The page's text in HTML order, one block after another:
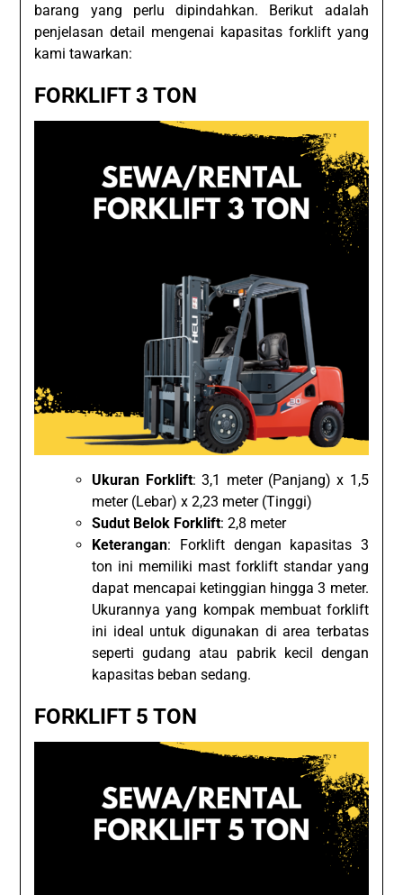
barang yang perlu dipindahkan. Berikut adalah
penjelasan detail mengenai kapasitas forklift yang
kami tawarkan:
FORKLIFT 3 TON
Ukuran Forklift: 3,1 meter (Panjang) x 1,5
meter (Lebar) x 2,23 meter (Tinggi)
Sudut Belok Forklift: 2,8 meter
Keterangan: Forklift dengan kapasitas 3
ton ini memiliki mast forklift standar yang
dapat mencapai ketinggian hingga 3 meter.
Ukurannya yang kompak membuat forklift
ini ideal untuk digunakan di area terbatas
seperti gudang atau pabrik kecil dengan
kapasitas beban sedang.
FORKLIFT 5 TON